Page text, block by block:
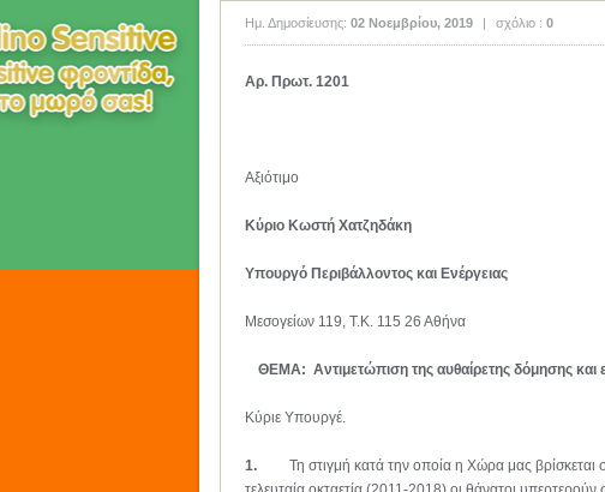
Ημ. Δημοσίευσης: 02 Νοεμβρίου, 2019 | σχόλιο : 0
Αρ. Πρωτ. 1201
Αξιότιμο
Κύριο Κωστή Χατζηδάκη
Υπουργό Περιβάλλοντος και Ενέργειας
Μεσογείων 119, Τ.Κ. 115 26 Αθήνα
ΘΕΜΑ: Αντιμετώπιση της αυθαίρετης δόμησης
Κύριε Υπουργέ.
1. Τη στιγμή κατά την οποία η Χώρα μας